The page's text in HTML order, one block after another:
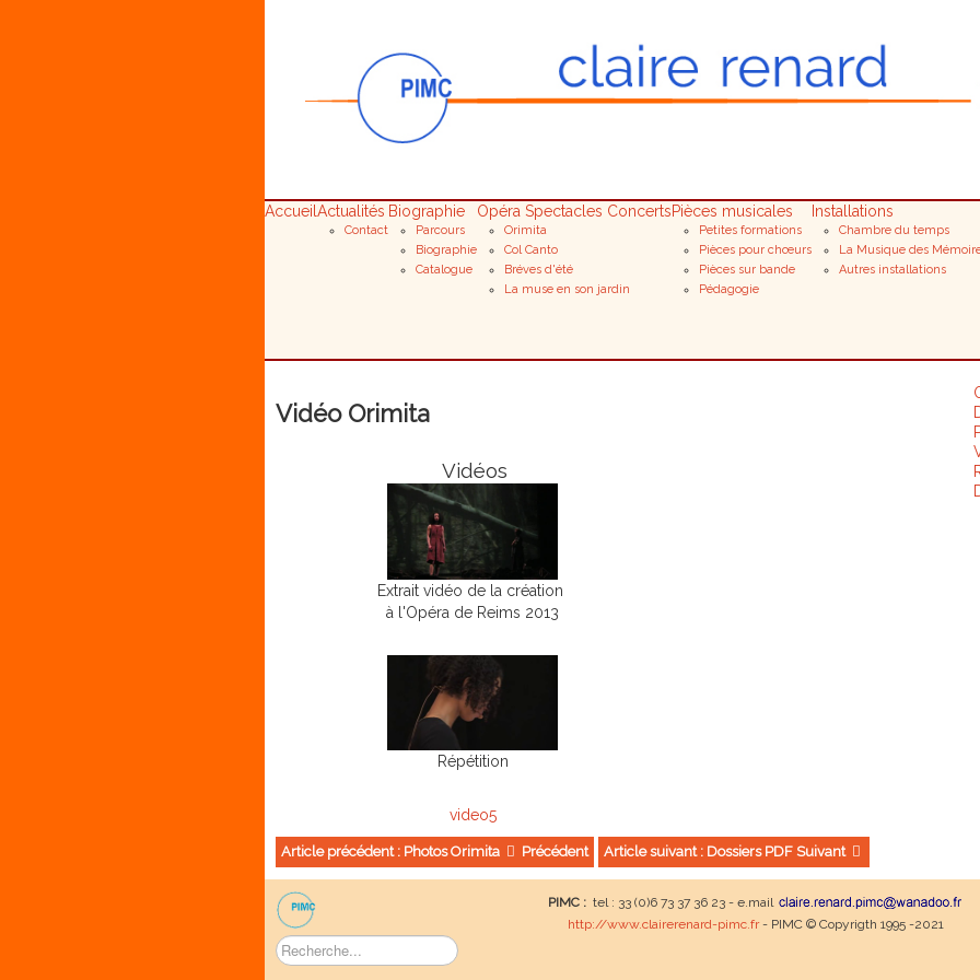
Accueil Actualités
Contact
Biographie
Parcours
Biographie
Catalogue
Opéra Spectacles Concerts
Orimita
Col Canto
Bréves d'été
La muse en son jardin
Pièces musicales
Petites formations
Pièces pour chœurs
Pièces sur bande
Pédagogie
Installations
Chambre du temps
La Musique des
Autres installations
Vidéo Orimita
Vidéos
Extrait vidéo de la création
à l'Opéra de Reims 2013
Répétition
video5
Article précédent : Photos Orimita Précédent Article suivant : Dossiers PDF Suivant
PIMC : tel : 33 (0)6 73 37 36 23 - e.mail
http://www.clairerenard-pimc.fr- PIMC © Copyrigth 1995 -2021
Rechercher